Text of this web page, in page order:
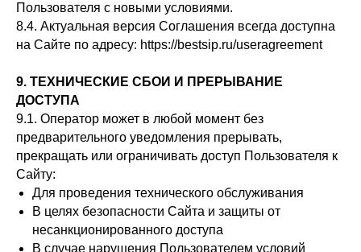
Пользователя с новыми условиями.
8.4. Актуальная версия Соглашения всегда доступна
на Сайте по адресу: https://bestsip.ru/useragreement
9. ТЕХНИЧЕСКИЕ СБОИ И ПРЕРЫВАНИЕ
ДОСТУПА
9.1. Оператор может в любой момент без
предварительного уведомления прерывать,
прекращать или ограничивать доступ Пользователя к
Сайту:
Для проведения технического обслуживания
В целях безопасности Сайта и защиты от
несанкционированного доступа
В случае нарушения Пользователем условий